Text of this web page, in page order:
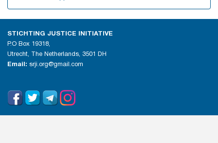
STICHTING JUSTICE INITIATIVE
P.O Box 19318,
Utrecht, The Netherlands, 3501 DH
Email: srji.org@gmail.com